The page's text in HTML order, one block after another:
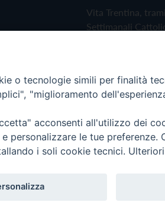
Vita Trentina,
Settimanali
Privacy Policy
- Vita Trentina Editrice
o tecnologie simili per finalità
"miglioramento
acconsenti all'utilizzo dei
personalizzare le tue
i soli cookie tecnici.